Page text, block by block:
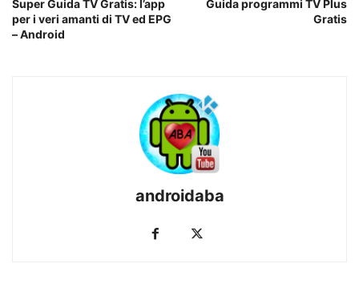
Super Guida TV Gratis: l’app
per i veri amanti di TV ed EPG
– Android
Guida programmi TV Plus
Gratis
androidaba